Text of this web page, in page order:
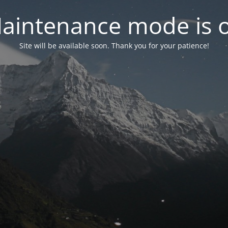
mode is
Site will be available soon. Thank you for your patience!